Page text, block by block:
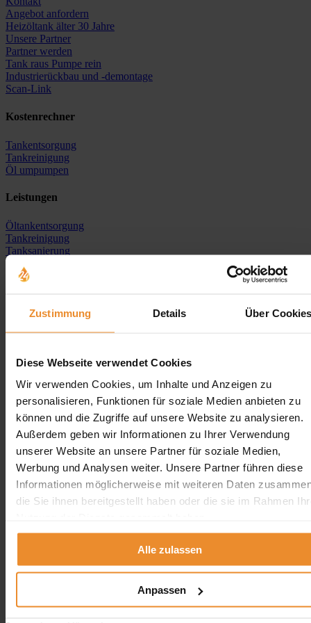
Zustimmung Details Über
Diese Webseite verwendet Cookies
Wir verwenden Cookies, um Inhalte und Anzeigen zu
personalisieren, Funktionen für soziale Medien anbieten zu
können und die Zugriffe auf unsere Website zu analysieren.
Außerdem geben wir Informationen zu Ihrer Verwendung
unserer Website an unsere Partner für soziale Medien,
Werbung und Analysen weiter. Unsere Partner führen diese
Informationen möglicherweise mit weiteren Daten
die Sie ihnen bereitgestellt haben oder die sie im Rahmen
Alle zulassen
Anpassen
Angebot anfordern
Heizöltank älter 30 Jahre
Unsere Partner
Partner werden
Tank raus Pumpe rein
Industrierückbau und -demontage
Scan-Link
Kostenrechner
Tankentsorgung
Tankreinigung
Öl umpumpen
Leistungen
Öltankentsorgung
Tankreinigung
Tanksanierung
Neutankanlage
Heizöl-Ankauf
Erdtank stilllegen vor Ort
Erdtank stilllegen Hamburg
Erdtank stilllegen Berlin
Erdtank stilllegen Bremen
Erdtank stilllegen Hessen
Erdtank stilllegen Niedersachsen
Erdtank stilllegen Rheinland-Pfalz
Tankreinigung vor Ort
Tankreinigung Deutschland
Tankreinigung Deutschland
Tankreinigung in der Nähe
Tankreinigung in Hamburg
Tankreinigung in Bremen
Tankreinigung in Bremerhaven